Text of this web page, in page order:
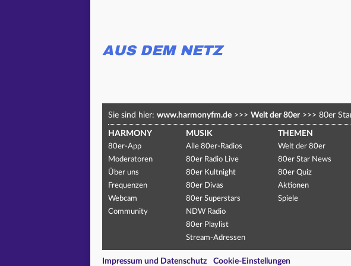
AUS DEM NETZ
Sie sind hier: www.harmonyfm.de >>> Welt der 80er >>> 80er
HARMONY
80er-App
Moderatoren
Über uns
Frequenzen
Webcam
Community
MUSIK
Alle 80er-Radios
80er Radio Live
80er Kultnight
80er Divas
80er Superstars
NDW Radio
80er Playlist
Stream-Adressen
THEMEN
Welt der 80er
80er Star News
80er Quiz
Aktionen
Spiele
Impressum und Datenschutz Cookie-Einstellungen